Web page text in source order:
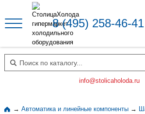
8 (495) 258-46-41
Поиск по каталогу
info@stolicaholoda.ru
→ Автоматика и линейные компоненты →